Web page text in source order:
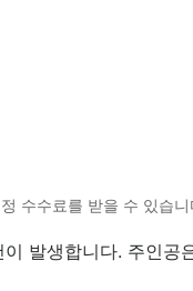
수수료를 받을 수 있습니
발생합니다. 주인